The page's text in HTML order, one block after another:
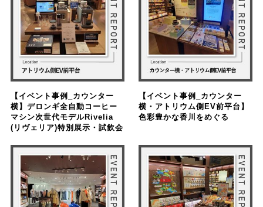
【イベント事例_カウンター
横】デロンギ全自動コーヒー
マシン次世代モデルRivelia
(リヴェリア)特別展示・試飲会
【イベント事例_カウンター
横・アトリウム側EV前平台】
色彩豊かな香川をめぐる